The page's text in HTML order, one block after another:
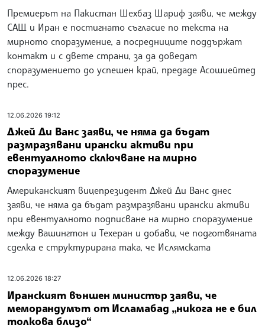
Премиерът на Пакистан Шехбаз Шариф заяви, че между
САЩ и Иран е постигнато съгласие по текста на
мирното споразумение, а посредниците поддържат
контакт и с двете страни, за да доведат
споразумението до успешен край, предаде Асошиейтед
прес.
12.06.2026 19:12
Джей Ди Ванс заяви, че няма да бъдат
размразявани ирански активи при
евентуалното сключване на мирно
споразумение
Американският вицепрезидент Джей Ди Ванс днес
заяви, че няма да бъдат размразявани ирански активи
при евентуалното подписване на мирно споразумение
между Вашингтон и Техеран и добави, че подготвяната
сделка е структурирана така, че Ислямската
12.06.2026 18:27
Иранският външен министър заяви, че
меморандумът от Исламабад „никога не е бил
толкова близо“